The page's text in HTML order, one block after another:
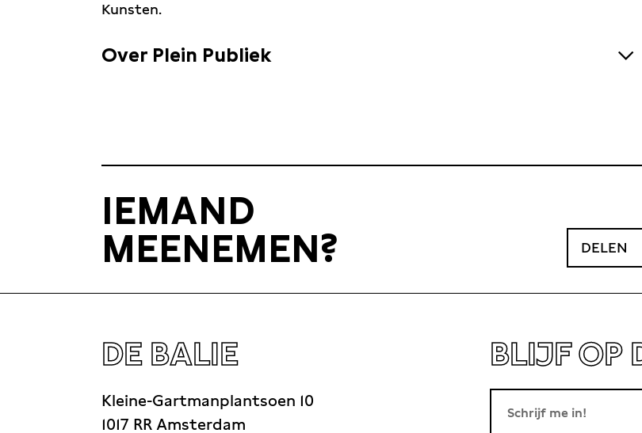
Kunsten.
Over Plein Publiek
Begin je weekend onder het genot van een drankje en een dosis aan inspiratie.
Geheel intiem in onze Pleinzaal aan het bruisende Leidseplein.
IEMAND
MEENEMEN?
DELEN
DE BALIE
Kleine-Gartmanplantsoen 10
1017 RR Amsterdam
BLIJF OP